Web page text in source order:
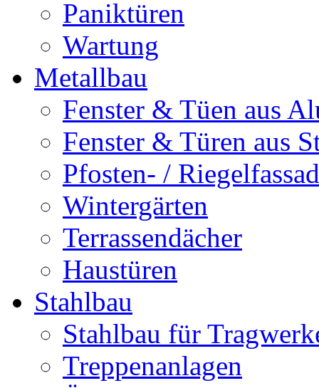
Paniktüren
Wartung
Metallbau
Fenster & Tüen aus
Fenster & Türen aus
Pfosten- /
Wintergärten
Terrassendächer
Haustüren
Stahlbau
Stahlbau für
Treppenanlagen